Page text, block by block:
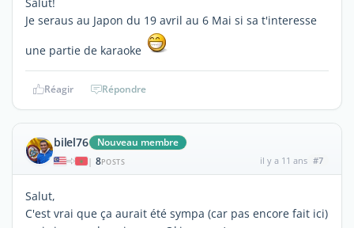
Je seraus au Japon du 19 avril au 6 Mai si sa t'interesse
une partie de karaoke
Réagir Répondre
bilel76 Nouveau membre
| 8POSTS il y a 11 ans #7
Salut,
C'est vrai que ça aurait été sympa (car pas encore fait ici)